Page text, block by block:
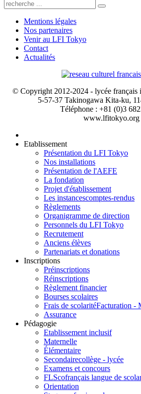
Mentions légales
Nos partenaires
Venir au LFI Tokyo
Contact
Actualités
© Copyright 2012-2024 - lycée français
5-57-37 Takinogawa Kita-ku,
Téléphone : +81 (0)3
www.lfitokyo.org
Etablissement
Présentation du LFI Tokyo
Nos installations
Présentation de l'AEFE
La fondation
Projet d'établissement
Les instancescomptes-rendus
Règlements
Organigramme de direction
Personnels du LFI Tokyo
Recrutement
Anciens élèves
Partenariats et donations
Inscriptions
Préinscriptions
Réinscriptions
Règlement financier
Bourses scolaires
Frais de scolaritéFacturation -
Assurance
Pédagogie
Etablissement inclusif
Maternelle
Élémentaire
Secondairecollège - lycée
Examens et concours
FLScofrançais langue de
Orientation